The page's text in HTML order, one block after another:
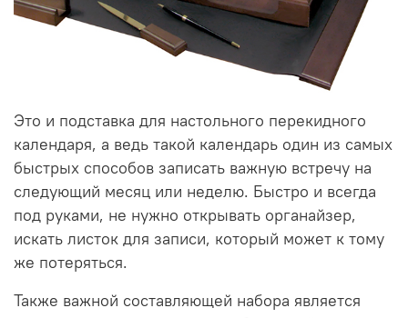
Это и подставка для настольного перекидного
календаря, а ведь такой календарь один из самых
быстрых способов записать важную встречу на
следующий месяц или неделю. Быстро и всегда
под руками, не нужно открывать органайзер,
искать листок для записи, который может к тому
же потеряться.
Также важной составляющей набора является